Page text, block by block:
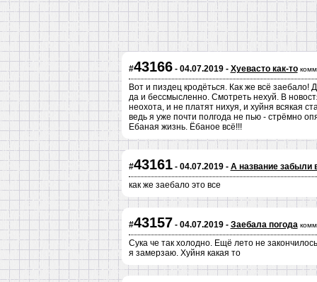
#43166- 04.07.2019 - Хуевасто как-то
Вот и пиздец кродёться. Как же всё
да и бессмысленно. Смотреть нехуй. В
неохота, и не платят нихуя, и хуйня всякая
ведь я уже почти полгода не пью - стрёмно
Ебаная жизнь. Ёбаное всё!!!
#43161- 04.07.2019 - А название забыли
как же заебало это все
#43157 - 04.07.2019 - Заебала погода
Сука че так холодно. Ещё лето не
я замерзаю. Хуйня какая то